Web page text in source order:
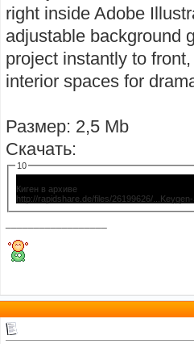
right inside Adobe
adjustable background
project instantly to
interior spaces for
Размер: 2,5 Mb
Скачать:
10
Киген в архиве
http://rapidshare.de/files/26199626/